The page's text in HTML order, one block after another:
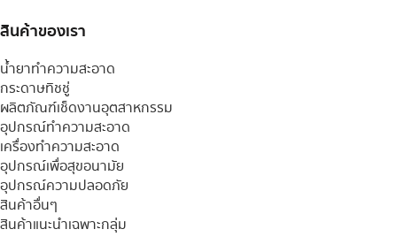
สินค้าของเรา
น้ำยาทำความสะอาด
กระดาษทิชชู่
ผลิตภัณฑ์เช็ดงานอุตสาหกรรม
อุปกรณ์ทำความสะอาด
เครื่องทำความสะอาด
อุปกรณ์เพื่อสุขอนามัย
อุปกรณ์ความปลอดภัย
สินค้าอื่นๆ
สินค้าแนะนำเฉพาะกลุ่ม